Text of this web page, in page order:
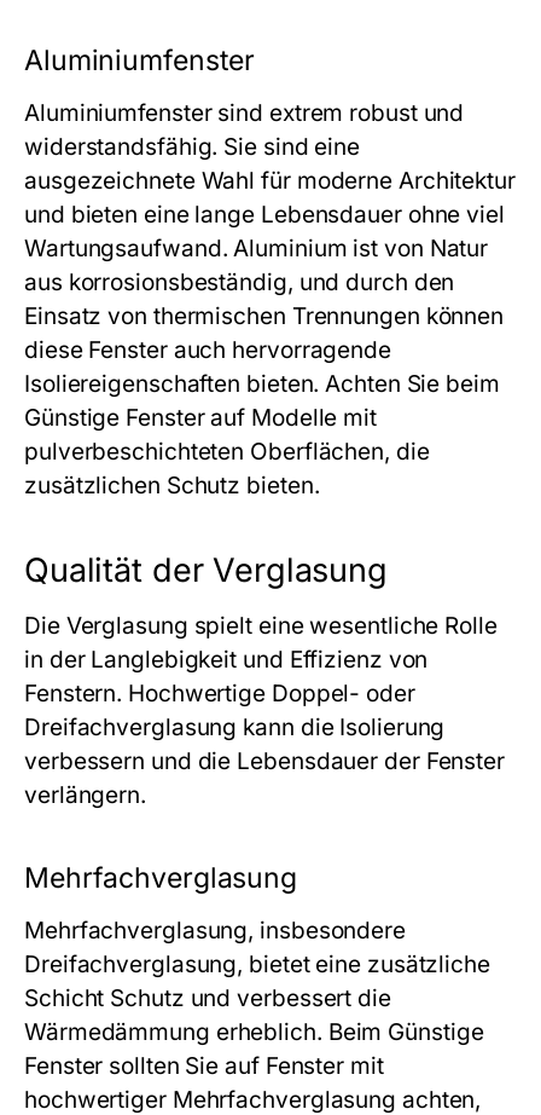
Aluminiumfenster
Aluminiumfenster sind extrem robust und
widerstandsfähig. Sie sind eine
ausgezeichnete Wahl für moderne Architektur
und bieten eine lange Lebensdauer ohne viel
Wartungsaufwand. Aluminium ist von Natur
aus korrosionsbeständig, und durch den
Einsatz von thermischen Trennungen können
diese Fenster auch hervorragende
Isoliereigenschaften bieten. Achten Sie beim
Günstige Fensterauf Modelle mit
pulverbeschichteten Oberflächen, die
zusätzlichen Schutz bieten.
Qualität der Verglasung
Die Verglasung spielt eine wesentliche Rolle
in der Langlebigkeit und Effizienz von
Fenstern. Hochwertige Doppel- oder
Dreifachverglasung kann die Isolierung
verbessern und die Lebensdauer der Fenster
verlängern.
Mehrfachverglasung
Mehrfachverglasung, insbesondere
Dreifachverglasung, bietet eine zusätzliche
Schicht Schutz und verbessert die
Wärmedämmung erheblich. Beim Günstige
Fenster sollten Sie auf Fenster mit
hochwertiger Mehrfachverglasung achten,